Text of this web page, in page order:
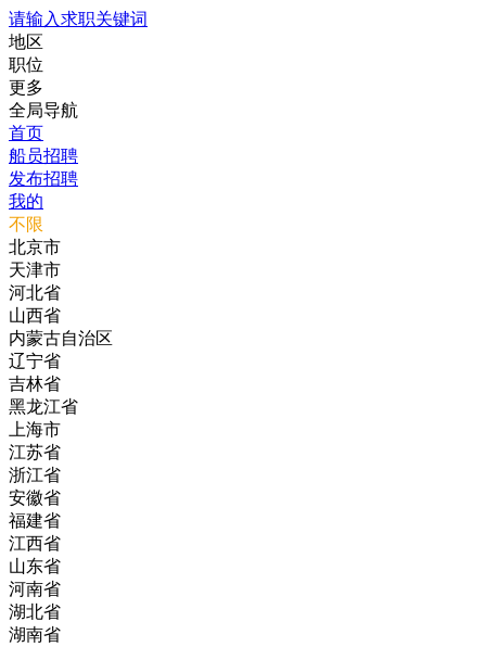
请输入求职关键词
地区
职位
更多
全局导航
首页
船员招聘
发布招聘
我的
不限
北京市
天津市
河北省
山西省
内蒙古自治区
辽宁省
吉林省
黑龙江省
上海市
江苏省
浙江省
安徽省
福建省
江西省
山东省
河南省
湖北省
湖南省